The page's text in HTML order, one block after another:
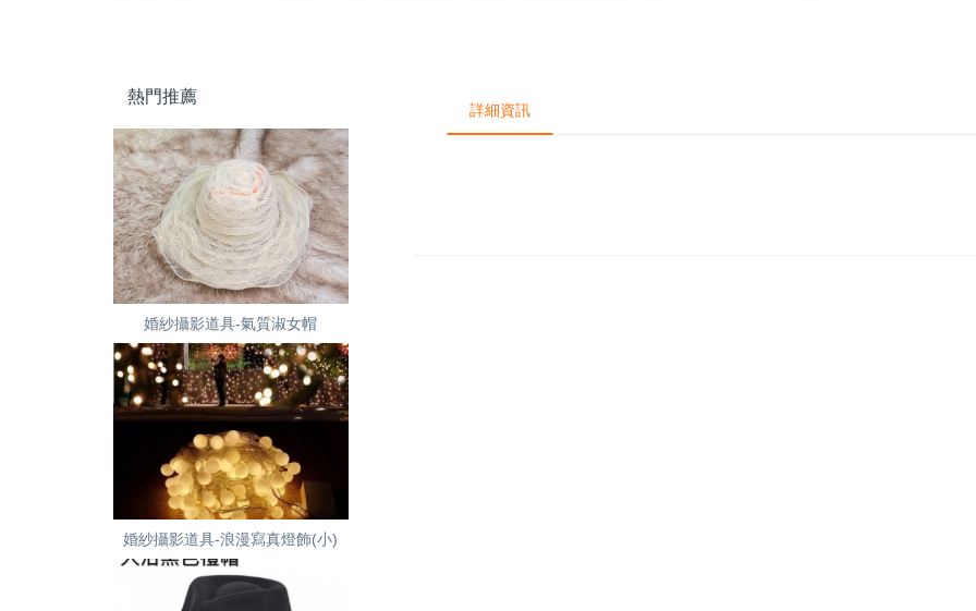
詳細資訊
熱門推薦
婚紗攝影道具-氣質淑女帽
婚紗攝影道具-浪漫寫真燈飾(小)